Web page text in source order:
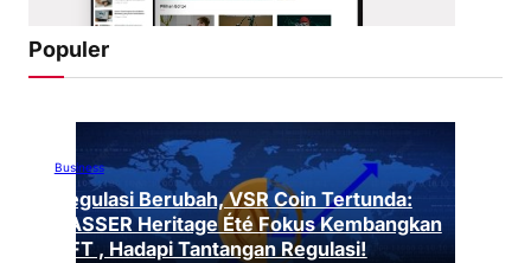
Populer
Business
Regulasi Berubah, VSR Coin Tertunda:
VASSER Heritage Été Fokus Kembangkan
NFT , Hadapi Tantangan Regulasi!